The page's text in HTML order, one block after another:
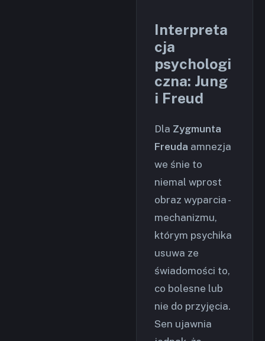
Interpreta
cja
psychologi
czna: Jung
i Freud
Dla Zygmunta
Freuda amnezja
we śnie to
niemal wprost
obraz wyparcia -
mechanizmu,
którym psychika
usuwa ze
świadomości to,
co bolesne lub
nie do przyjęcia.
Sen ujawnia